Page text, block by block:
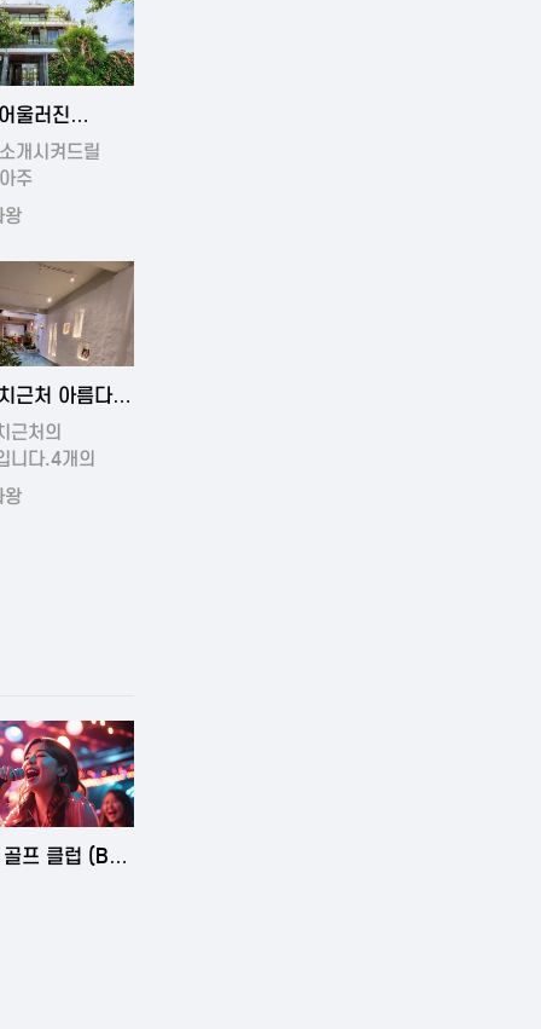
11-19 01:17
울러진
풀빌라
개시켜드릴
주
빌라입니…
왕
11-16 15:32
근처 아름다운
근처의
니다.4개의
방과…
왕
06-03 14:58
프 클럽 (Ba